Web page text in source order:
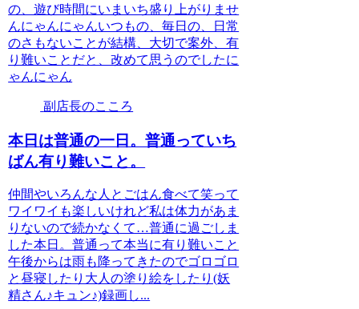
の、遊び時間にいまいち盛り上がりませ
んにゃんにゃんいつもの、毎日の、日常
のさもないことが結構、大切で案外、有
り難いことだと、改めて思うのでしたに
ゃんにゃん
副店長のこころ
本日は普通の一日。普通っていち
ばん有り難いこと。
仲間やいろんな人とごはん食べて笑って
ワイワイも楽しいけれど私は体力があま
りないので続かなくて…普通に過ごしま
した本日。普通って本当に有り難いこと
午後からは雨も降ってきたのでゴロゴロ
と昼寝したり大人の塗り絵をしたり(妖
精さん♪キュン♪)録画し...